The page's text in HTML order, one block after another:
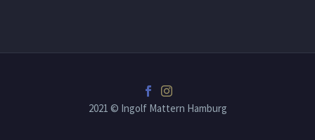
2021 © Ingolf Mattern Hamburg